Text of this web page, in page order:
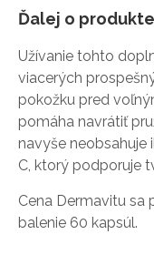
Ďalej o produkte
Užívanie tohto
viacerých
pokožku pred
pomáha navrátiť
navyše neobsahuje
C, ktorý podporuje
Cena Dermavitu sa
balenie 60 kapsúl.